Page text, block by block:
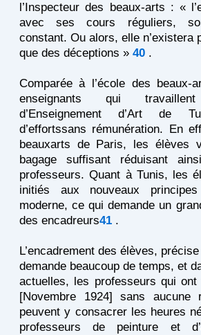
l’Inspecteur des beaux-arts : «
avec ses cours réguliers,
constant. Ou alors, elle n’existera
que des déceptions »40.
Comparée à l’école des beaux-
enseignants qui
d’Enseignement d’Art de
d’effortssans rémunération. En
beauxarts de Paris, les élèves
bagage suffisant réduisant
professeurs. Quant à Tunis, les
initiés aux nouveaux principes
moderne, ce qui demande un
des encadreurs41.
L’encadrement des élèves,
demande beaucoup de temps, et
actuelles, les professeurs qui ont
[Novembre 1924] sans aucune
peuvent y consacrer les heures
professeurs de peinture et